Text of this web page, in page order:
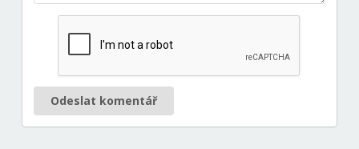
Odeslat komentář